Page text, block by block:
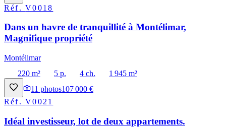
Réf.V0018
Dans un havre de tranquillité à Montélimar,
Magnifique propriété
Montélimar
220 m²
5 p. 4 ch.
1 945 m²
11 photos107 000 €
Réf.V0021
Idéal investisseur, lot de deux appartements.